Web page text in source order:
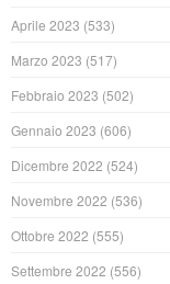
Aprile 2023 (533)
Marzo 2023 (517)
Febbraio 2023 (502)
Gennaio 2023 (606)
Dicembre 2022 (524)
Novembre 2022 (536)
Ottobre 2022 (555)
Settembre 2022 (556)